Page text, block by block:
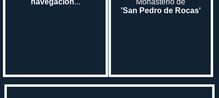
navegación...
Monasterio de
'San Pedro de Rocas'